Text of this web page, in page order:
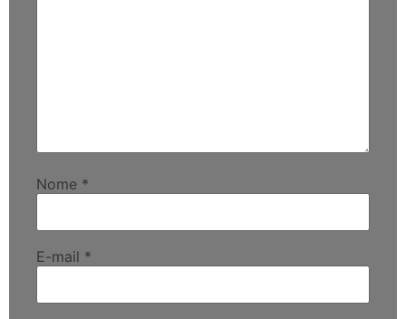
Nome *
E-mail *